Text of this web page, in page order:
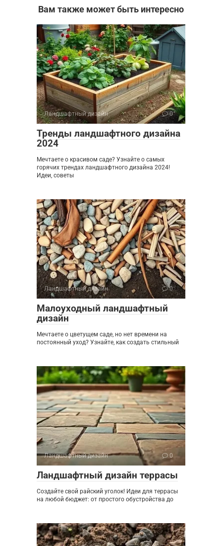
Вам также может быть интересно
Ландшафтный дизайн 0
Тренды ландшафтного дизайна
2024
Мечтаете о красивом саде? Узнайте о самых
горячих трендах ландшафтного дизайна 2024!
Идеи, советы
Ландшафтный дизайн 0
Малоуходный ландшафтный
дизайн
Мечтаете о цветущем саде, но нет времени на
постоянный уход? Узнайте, как создать стильный
Ландшафтный дизайн 0
Ландшафтный дизайн террасы
Создайте свой райский уголок! Идеи для террасы
на любой бюджет: от простого обустройства до